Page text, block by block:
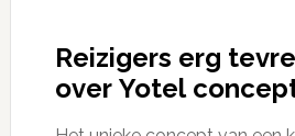
Reizigers erg
over Yotel